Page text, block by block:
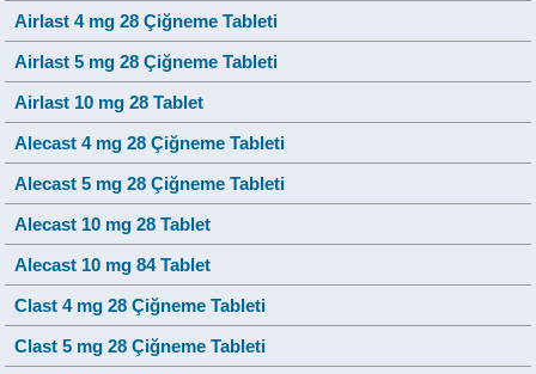
Airlast 4 mg 28 Çiğneme Tableti
Airlast 5 mg 28 Çiğneme Tableti
Airlast 10 mg 28 Tablet
Alecast 4 mg 28 Çiğneme Tableti
Alecast 5 mg 28 Çiğneme Tableti
Alecast 10 mg 28 Tablet
Alecast 10 mg 84 Tablet
Clast 4 mg 28 Çiğneme Tableti
Clast 5 mg 28 Çiğneme Tableti